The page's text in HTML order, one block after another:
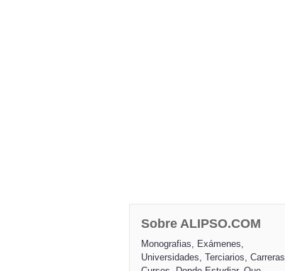
Sobre ALIPSO.COM
Monografias, Exámenes,
Universidades, Terciarios, Carreras,